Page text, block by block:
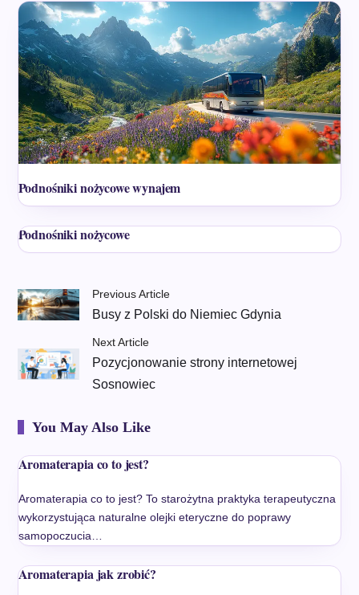
Podnośniki nożycowe wynajem
Podnośniki nożycowe
Previous Article
Busy z Polski do Niemiec Gdynia
Next Article
Pozycjonowanie strony internetowej
Sosnowiec
You May Also Like
Aromaterapia co to jest?
Aromaterapia co to jest? To starożytna praktyka terapeutyczna
wykorzystująca naturalne olejki eteryczne do poprawy
samopoczucia…
Aromaterapia jak zrobić?